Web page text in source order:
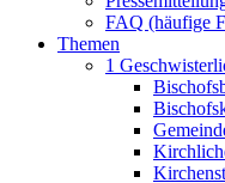
FAQ (häufige
Themen
1